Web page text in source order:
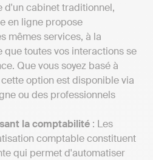
d'un cabinet traditionnel,
en ligne propose
mêmes services, à la
toutes vos interactions se
Que vous soyez basé à
option est disponible via
ou des professionnels
la comptabilité : Les
comptable constituent
qui permet d'automatiser